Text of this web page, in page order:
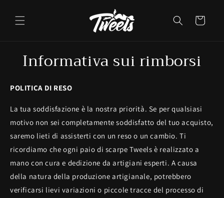
ai contenuti
Carrello
Informativa sui rimborsi
POLITICA DI RESO
La tua soddisfazione è la nostra priorità. Se per qualsiasi
motivo non sei completamente soddisfatto del tuo acquisto,
saremo lieti di assisterti con un reso o un cambio. Ti
ricordiamo che ogni paio di scarpe Tweels è realizzato a
mano con cura e dedizione da artigiani esperti. A causa
della natura della produzione artigianale, potrebbero
verificarsi lievi variazioni o piccole tracce del processo di